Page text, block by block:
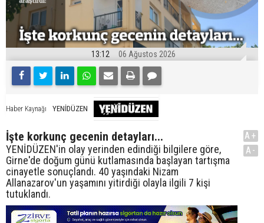
13:12 06 Ağustos 2026
Haber Kaynağı YENİDÜZEN
İşte korkunç gecenin detayları...
YENİDÜZEN'in olay yerinden edindiği bilgilere göre,
Girne'de doğum günü kutlamasında başlayan tartışma
cinayetle sonuçlandı. 40 yaşındaki Nizam
Allanazarov'un yaşamını yitirdiği olayla ilgili 7 kişi
tutuklandı.
A+
A-